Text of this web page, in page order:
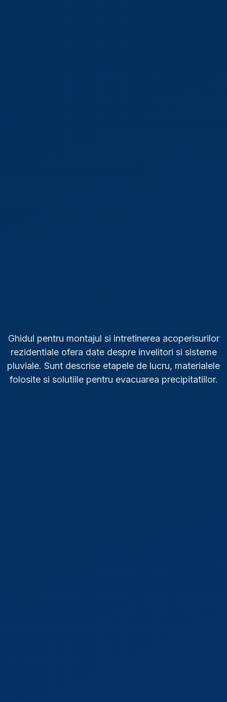
Ghidul pentru montajul si intretinerea acoperisurilor
rezidentiale ofera date despre invelitori si sisteme
pluviale. Sunt descrise etapele de lucru, materialele
folosite si solutiile pentru evacuarea precipitatiilor.